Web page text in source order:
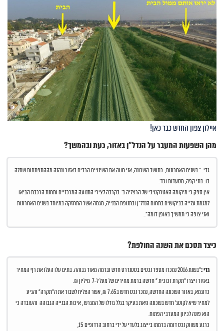
איילון צפון החדש כבר כאן!
מהן השפעות המעבר על הנדל"ן באזור, כעת ובהמשך?
גדי: " בשנים האחרונות, כתושב השכונה, אני חווה את השינויים הרבים באזור ונהנה מההתפתחות שחלה
בו: בתי קפה, מסעדות וכד'.
אין ספק כי מיקומה האטרקטיבי של הרצליה ב' בקרבה לצירי התנועה המרכזיים ותחנת הרכבת הביאו
למגמת עלייה בביקושים בתחום הנדל"ן ובתנופת הבנייה, מגמה אשר התחזקה במיוחד בשנים האחרונות
ואני צופה כי תמשיך באופן דומה"..
כיצד תסכם את השנה החולפת?
גדי :
"בשנת 2016 נמכרו מספר נכסים בסטנדרט חדש וברמה מאוד גבוהה. בתים עלו העלו את רף המחיר
באזור ויצרו "תקרת זכוכית " חדשה ברמת מחירים של מעל ל-7 מיליון ₪.
כדוגמא, באזור השכונה החדשה, נמכר נכס חדש ב7.65 ₪, אשר הצליח לשבור את ה"תקרה" והגיע
למחיר שיא לקוטג' חדש בשכונה וזאת בעיקר בגלל גודלו של המגרש , איכות הבנייה הגבוהה והעובדה כי
הוא פונה לכיוון המערבי הפתוח.
כרגע משווק נכס דומה ברמתו בייצוג בלעדי על ידי ברחוב הרדופים 15,